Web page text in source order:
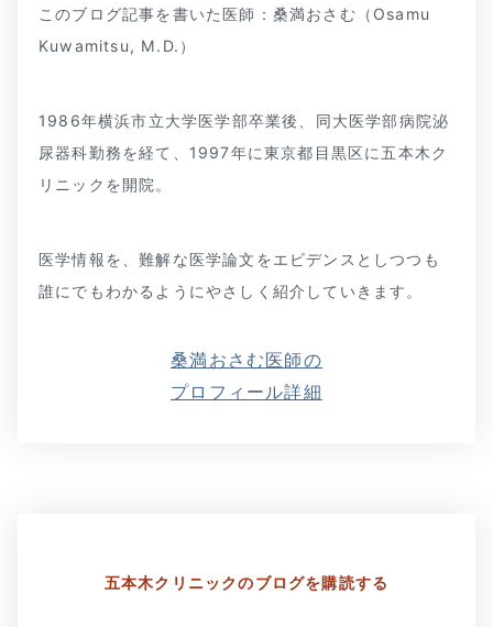
このブログ記事を書いた医師：桑満おさむ（Osamu
Kuwamitsu, M.D.）
1986年横浜市立大学医学部卒業後、同大医学部病院泌
尿器科勤務を経て、1997年に東京都目黒区に五本木ク
リニックを開院。
医学情報を、難解な医学論文をエビデンスとしつつも
誰にでもわかるようにやさしく紹介していきます。
桑満おさむ医師の
プロフィール詳細
五本木クリニックのブログを購読する